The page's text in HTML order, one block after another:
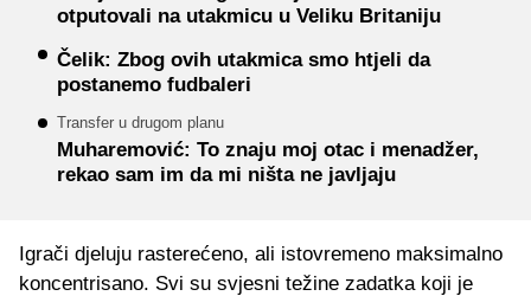
otputovali na utakmicu u Veliku Britaniju
Čelik: Zbog ovih utakmica smo htjeli da
postanemo fudbaleri
Transfer u drugom planu
Muharemović: To znaju moj otac i menadžer,
rekao sam im da mi ništa ne javljaju
Igrači djeluju rasterećeno, ali istovremeno maksimalno
koncentrisano. Svi su svjesni težine zadatka koji je